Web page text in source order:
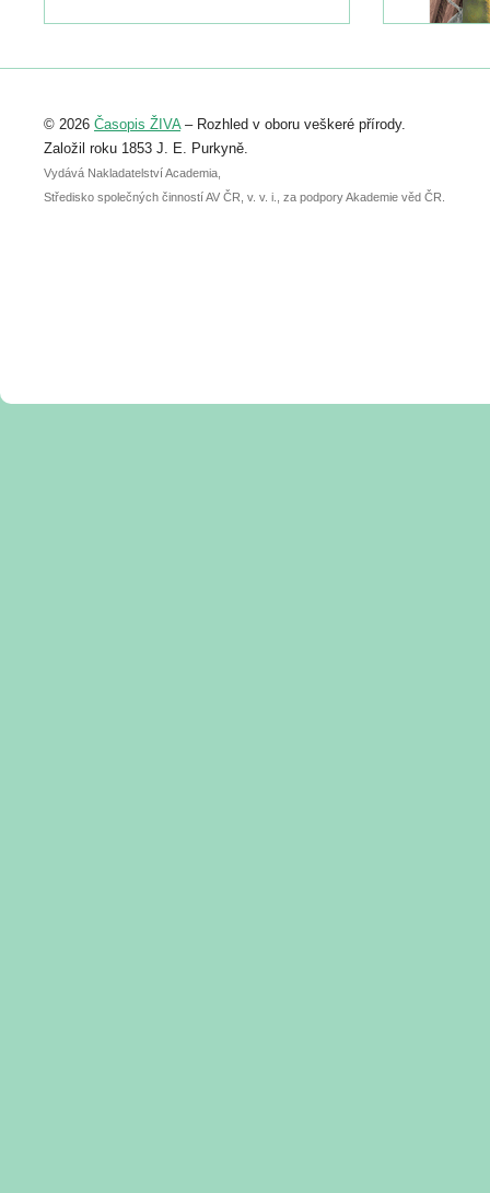
Registrovat se můžete do 6. září.
abstraktu přihlášené přednášky nebo
posteru je už 30. června.
© 2026 Časopis ŽIVA– Rozhled v oboru veškeré přírody.
Založil roku 1853 J. E. Purkyně.
Vydává Nakladatelství Academia,
Středisko společných činností AV ČR, v. v. i., za podpory Akademie věd ČR.